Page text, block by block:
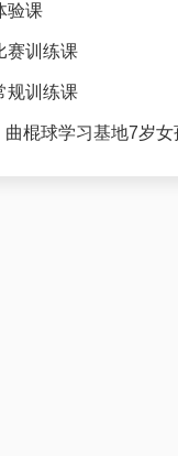
验课
赛训练课
规训练课
棍球学习基地7岁女